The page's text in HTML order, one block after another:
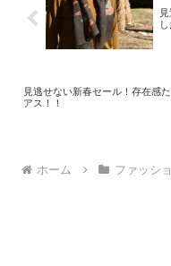
見逃せない新春セール！存在感
アス！！
ホーム ファッシ